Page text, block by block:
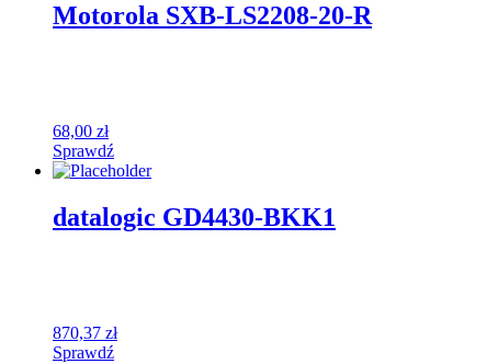
Motorola SXB-LS2208-20-R
68,00 zł
Sprawdź
datalogic GD4430-BKK1
870,37 zł
Sprawdź